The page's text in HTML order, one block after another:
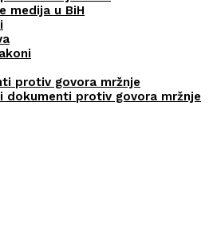
medija u BiH
protiv govora mržnje
dokumenti protiv govora mržnje